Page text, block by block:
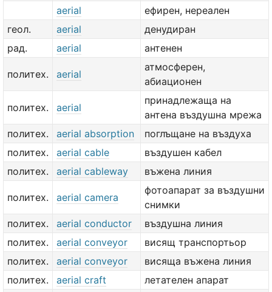
aerial
ефирен, нереален
геол.
aerial
денудиран
рад.
aerial антенен
политех. aerial
атмосферен,
абиационен
политех. aerial
принадлежаща на
антена въздушна мрежа
политех.
aerial absorption
поглъщане на въздуха
политех.
aerial cable
въздушен кабел
политех.
aerial cableway въжена линия
политех. aerial camera
фотоапарат за въздушни
снимки
политех.
aerial conductor
въздушна линия
политех.
aerial conveyor
висящ транспортьор
политех.
aerial conveyor
висяща въжена линия
политех.
aerial craft летателен апарат